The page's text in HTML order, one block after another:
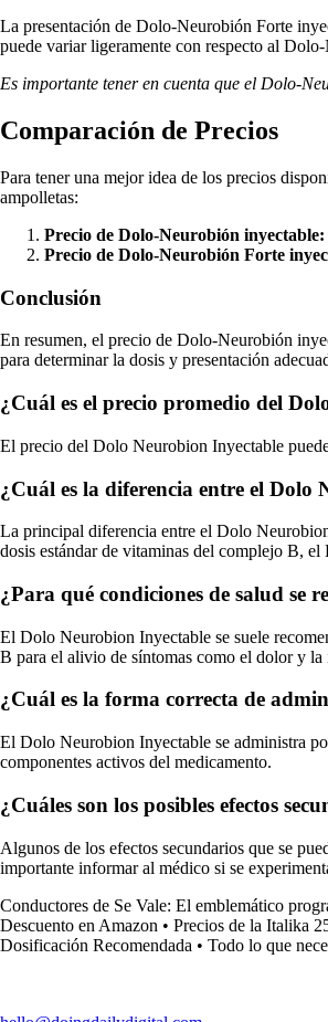
La presentación de Dolo-Neurobión Forte
puede variar ligeramente con respecto al
Es importante tener en cuenta que el Dolo-
Comparación de Precios
Para tener una mejor idea de los precios
ampolletas:
Precio de Dolo-Neurobión inyectable:
Precio de Dolo-Neurobión Forte
Conclusión
En resumen, el precio de Dolo-Neurobión
para determinar la dosis y presentación
¿Cuál es el precio promedio del
El precio del Dolo Neurobion Inyectable
¿Cuál es la diferencia entre el
La principal diferencia entre el Dolo
dosis estándar de vitaminas del complejo B,
¿Para qué condiciones de salud se
El Dolo Neurobion Inyectable se suele
B para el alivio de síntomas como el dolor y la
¿Cuál es la forma correcta de
El Dolo Neurobion Inyectable se administra
componentes activos del medicamento.
¿Cuáles son los posibles efectos
Algunos de los efectos secundarios que se
importante informar al médico si se
Conductores de Se Vale: El emblemático
Descuento en Amazon • Precios de la Italika
Dosificación Recomendada • Todo lo que